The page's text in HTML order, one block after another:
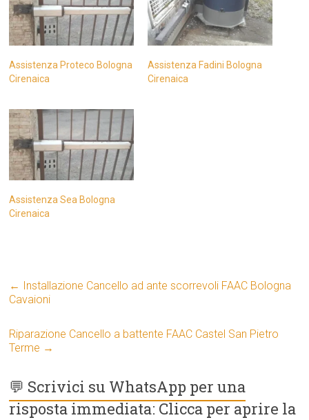
Assistenza Proteco Bologna
Cirenaica
Assistenza Fadini Bologna
Cirenaica
Assistenza Sea Bologna
Cirenaica
←
Installazione Cancello ad ante scorrevoli FAAC Bologna
Cavaioni
Riparazione Cancello a battente FAAC Castel San Pietro
Terme →
💬 Scrivici su WhatsApp per una
risposta immediata: Clicca per aprire la